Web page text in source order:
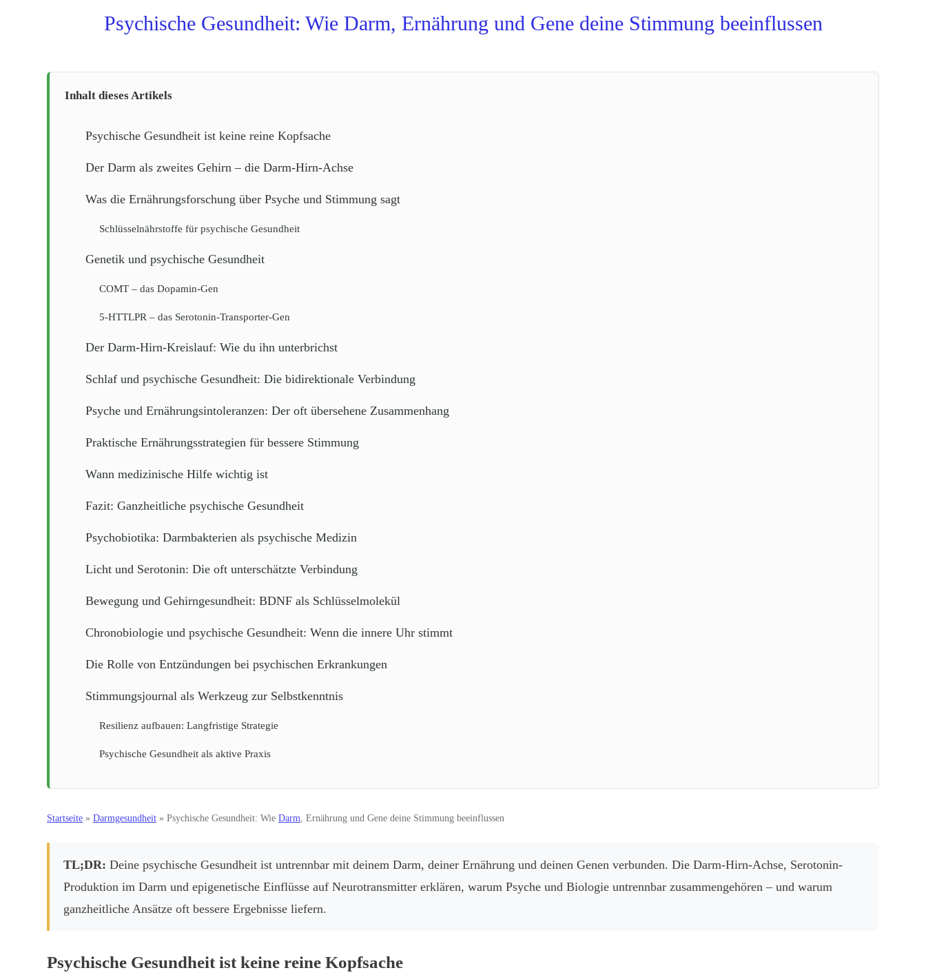
Psychische Gesundheit: Wie Darm, Ernährung und Gene deine Stimmung beeinflussen
Inhalt dieses Artikels
Psychische Gesundheit ist keine reine Kopfsache
Der Darm als zweites Gehirn – die Darm-Hirn-Achse
Was die Ernährungsforschung über Psyche und Stimmung sagt
Schlüsselnährstoffe für psychische Gesundheit
Genetik und psychische Gesundheit
COMT – das Dopamin-Gen
5-HTTLPR – das Serotonin-Transporter-Gen
Der Darm-Hirn-Kreislauf: Wie du ihn unterbrichst
Schlaf und psychische Gesundheit: Die bidirektionale Verbindung
Psyche und Ernährungsintoleranzen: Der oft übersehene Zusammenhang
Praktische Ernährungsstrategien für bessere Stimmung
Wann medizinische Hilfe wichtig ist
Fazit: Ganzheitliche psychische Gesundheit
Psychobiotika: Darmbakterien als psychische Medizin
Licht und Serotonin: Die oft unterschätzte Verbindung
Bewegung und Gehirngesundheit: BDNF als Schlüsselmolekül
Chronobiologie und psychische Gesundheit: Wenn die innere Uhr stimmt
Die Rolle von Entzündungen bei psychischen Erkrankungen
Stimmungsjournal als Werkzeug zur Selbstkenntnis
Resilienz aufbauen: Langfristige Strategie
Psychische Gesundheit als aktive Praxis
Startseite » Darmgesundheit » Psychische Gesundheit: Wie Darm, Ernährung und Gene deine Stimmung beeinflussen
TL;DR: Deine psychische Gesundheit ist untrennbar mit deinem Darm, deiner Ernährung und deinen Genen verbunden. Die Darm-Hirn-Achse, Serotonin-
Produktion im Darm und epigenetische Einflüsse auf Neurotransmitter erklären, warum Psyche und Biologie untrennbar zusammengehören – und warum
ganzheitliche Ansätze oft bessere Ergebnisse liefern.
Psychische Gesundheit ist keine reine Kopfsache